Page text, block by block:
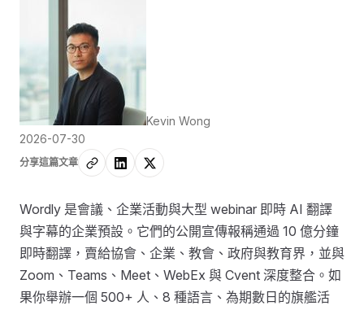
Kevin Wong
2026-07-30
分享這篇文章
Wordly 是會議、企業活動與大型 webinar 即時 AI 翻譯
與字幕的企業預設。它們的公開宣傳報稱通過 10 億分鐘
即時翻譯，賣給協會、企業、教會、政府與教育界，並與
Zoom、Teams、Meet、WebEx 與 Cvent 深度整合。如
果你舉辦一個 500+ 人、8 種語言、為期數日的旗艦活